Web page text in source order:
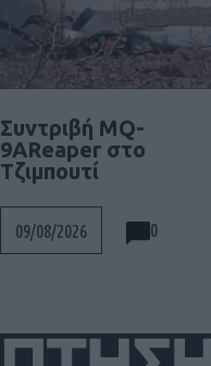
Συντριβή MQ-
9AReaper στο
Τζιμπουτί
09/08/2026 0